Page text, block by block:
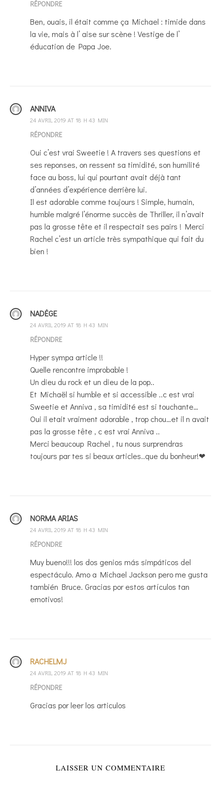
RÉPONDRE
Ben, ouais, il était comme ça Michael : timide dans
la vie, mais à l’ aise sur scène ! Vestige de l’
éducation de Papa Joe.
ANNIVA
24 AVRIL 2019 AT 18 H 43 MIN
RÉPONDRE
Oui c’est vrai Sweetie ! A travers ses questions et
ses reponses, on ressent sa timidité, son humilité
face au boss, lui qui pourtant avait déjà tant
d’années d’expérience derrière lui.
Il est adorable comme toujours ! Simple, humain,
humble malgré l’énorme succès de Thriller, il n’avait
pas la grosse tête et il respectait ses pairs ! Merci
Rachel c’est un article très sympathique qui fait du
bien !
NADĖGE
24 AVRIL 2019 AT 18 H 43 MIN
RÉPONDRE
Hyper sympa article !!
Quelle rencontre improbable !
Un dieu du rock et un dieu de la pop..
Et Michaël si humble et si accessible ..c est vrai
Sweetie et Anniva , sa timidité est si touchante…
Oui il etait vraiment adorable , trop chou…et il n avait
pas la grosse tête , c est vrai Anniva ..
Merci beaucoup Rachel , tu nous surprendras
toujours par tes si beaux articles..que du bonheur!❤
NORMA ARIAS
24 AVRIL 2019 AT 18 H 43 MIN
RÉPONDRE
Muy bueno!!! los dos genios más simpáticos del
espectáculo. Amo a Michael Jackson pero me gusta
también Bruce. Gracias por estos artículos tan
emotivos!
RACHELMJ
24 AVRIL 2019 AT 18 H 43 MIN
RÉPONDRE
Gracias por leer los articulos
LAISSER UN COMMENTAIRE